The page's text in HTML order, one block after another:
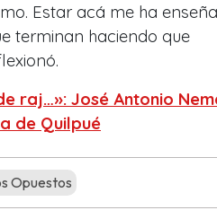
Estar acá me ha
terminan haciendo que
raj…»: José Antonio
de Quilpué
Opuestos